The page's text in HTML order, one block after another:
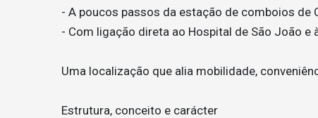
- A poucos passos da estação de comboios de
- Com ligação direta ao Hospital de São João e
Uma localização que alia mobilidade,
Estrutura, conceito e carácter